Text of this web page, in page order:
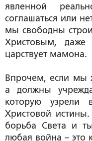
явленной
соглашаться или
мы свободны
Христовым,
царствует мамона.
Впрочем, если мы
а должны
которую узрели
Христовой
борьба Света и
любая война – это